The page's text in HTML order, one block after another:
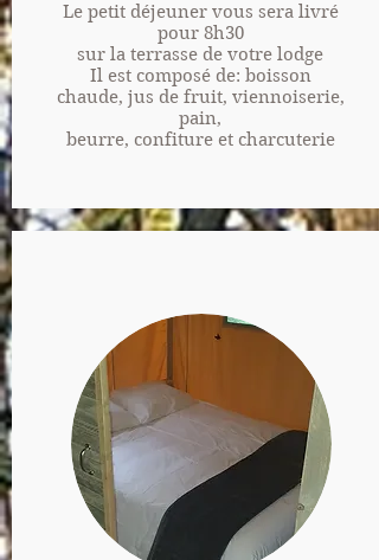
Le petit déjeuner vous sera livré
pour 8h30
sur la terrasse de votre lodge
Il est composé de: boisson
chaude, jus de fruit, viennoiserie,
pain,
beurre, confiture et charcuterie